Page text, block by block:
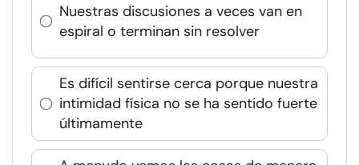
Nuestras discusiones a veces van en
espiral o terminan sin resolver
Es difícil sentirse cerca porque nuestra
intimidad física no se ha sentido fuerte
últimamente